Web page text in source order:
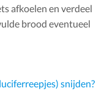
afkoelen en verdeel
brood eventueel
snijden?